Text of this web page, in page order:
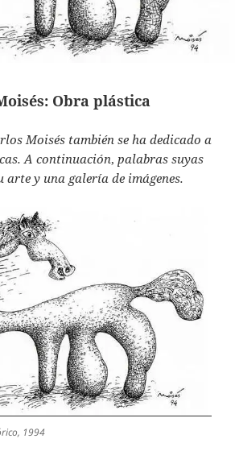
Obra plástica
Moisés también se ha dedicado a
A continuación, palabras suyas
arte y una galería de imágenes.
1994